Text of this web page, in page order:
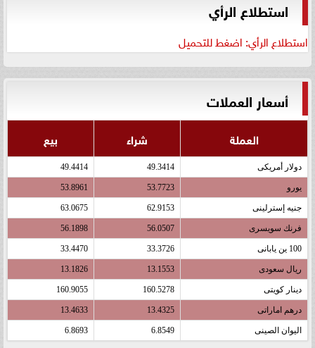
استطلاع الرأي
استطلاع الرأي: اضغط للتحميل
أسعار العملات
العملة شراء بيع
دولار أمريكى 49.3414
49.4414
يورو 53.7723
53.8961
جنيه إسترلينى 62.9153
63.0675
فرنك سويسرى 56.0507
56.1898
100 ين يابانى 33.3726
33.4470
ريال سعودى 13.1553
13.1826
دينار كويتى 160.5278
160.9055
درهم اماراتى 13.4325
13.4633
اليوان الصينى 6.8549
6.8693